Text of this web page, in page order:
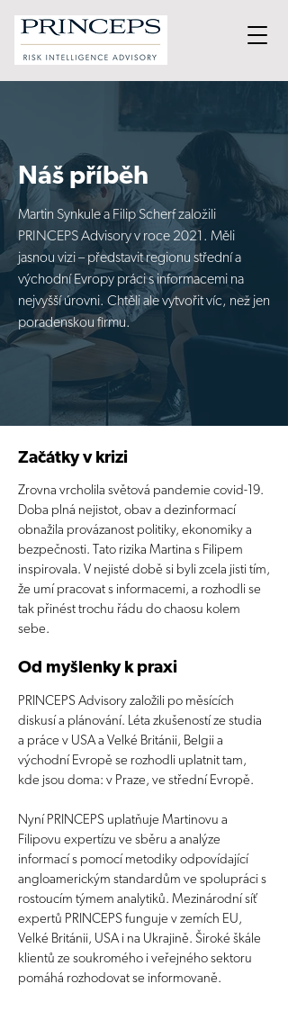
Náš příběh
Martin Synkule a Filip Scherf založili
PRINCEPS Advisory v roce 2021. Měli
jasnou vizi – představit regionu střední a
východní Evropy práci s informacemi na
nejvyšší úrovni. Chtěli ale vytvořit víc, než jen
poradenskou firmu.
Začátky v krizi
Zrovna vrcholila světová pandemie covid-19.
Doba plná nejistot, obav a dezinformací
obnažila provázanost politiky, ekonomiky a
bezpečnosti. Tato rizika Martina s Filipem
inspirovala. V nejisté době si byli zcela jisti tím,
že umí pracovat s informacemi, a rozhodli se
tak přinést trochu řádu do chaosu kolem
sebe.
Od myšlenky k praxi
PRINCEPS Advisory založili po měsících
diskusí a plánování. Léta zkušeností ze studia
a práce v USA a Velké Británii, Belgii a
východní Evropě se rozhodli uplatnit tam,
kde jsou doma: v Praze, ve střední Evropě.
Nyní PRINCEPS uplatňuje Martinovu a
Filipovu expertízu ve sběru a analýze
informací s pomocí metodiky odpovídající
angloamerickým standardům ve spolupráci s
rostoucím týmem analytiků. Mezinárodní síť
expertů PRINCEPS funguje v zemích EU,
Velké Británii, USA i na Ukrajině. Široké škále
klientů ze soukromého i veřejného sektoru
pomáhá rozhodovat se informovaně.